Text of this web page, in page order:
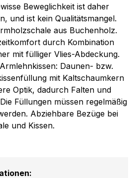
Beweglichkeit ist daher
und ist kein Qualitätsmangel.
aus Buchenholz.
durch Kombination
mit fülliger Vlies-Abdeckung.
Daunen- bzw.
mit Kaltschaumkern
Optik, dadurch Falten und
Füllungen müssen regelmäßig
Abziehbare Bezüge bei
und Kissen.